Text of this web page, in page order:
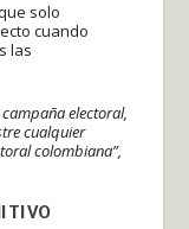
solo
cuando
las
electoral,
cualquier
colombiana”,